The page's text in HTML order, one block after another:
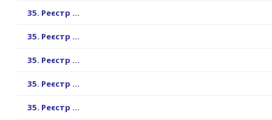
35. Реєстр ...
35. Реєстр ...
35. Реєстр ...
35. Реєстр ...
35. Реєстр ...